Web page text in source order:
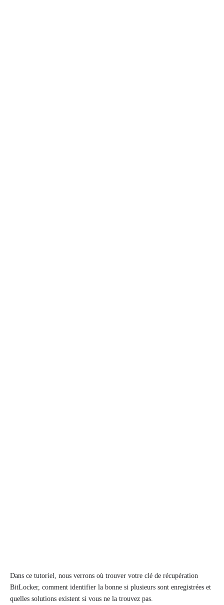
Dans ce tutoriel, nous verrons où trouver votre clé de récupération
BitLocker, comment identifier la bonne si plusieurs sont enregistrées et
quelles solutions existent si vous ne la trouvez pas.